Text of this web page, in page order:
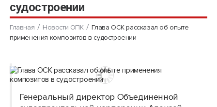
судостроении
Главная Новости ОПК
Глава ОСК рассказал об опыте
применения композитов в судостроении
Генеральный директор Объединенной